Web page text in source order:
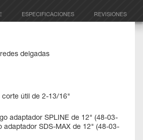
ESPECIFICACIONES REVISIONES
delgadas
corte útil de 2-13/16"
adaptador SPLINE de 12" (48-03-
adaptador SDS-MAX de 12" (48-03-